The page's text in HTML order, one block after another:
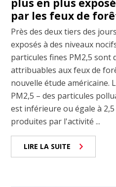
plus en plus
par les feux de
Près des deux tiers des
exposés à des niveaux
particules fines PM2,5 sont
attribuables aux feux de
nouvelle étude américaine.
PM2,5 – des particules
est inférieure ou égale à
produites par l'activité ...
LIRE LA SUITE